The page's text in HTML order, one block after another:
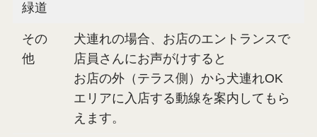
緑道
その
他
犬連れの場合、お店のエントランスで
店員さんにお声がけすると
お店の外（テラス側）から犬連れOK
エリアに入店する動線を案内してもら
えます。